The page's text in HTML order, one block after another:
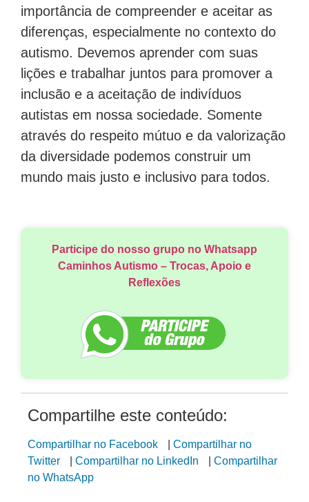
importância de compreender e aceitar as
diferenças, especialmente no contexto do
autismo. Devemos aprender com suas
lições e trabalhar juntos para promover a
inclusão e a aceitação de indivíduos
autistas em nossa sociedade. Somente
através do respeito mútuo e da valorização
da diversidade podemos construir um
mundo mais justo e inclusivo para todos.
Participe do nosso grupo no Whatsapp
Caminhos Autismo – Trocas, Apoio e
Reflexões
Compartilhe este conteúdo:
Compartilhar no Facebook
Compartilhar no
Twitter
Compartilhar no LinkedIn
Compartilhar
no WhatsApp